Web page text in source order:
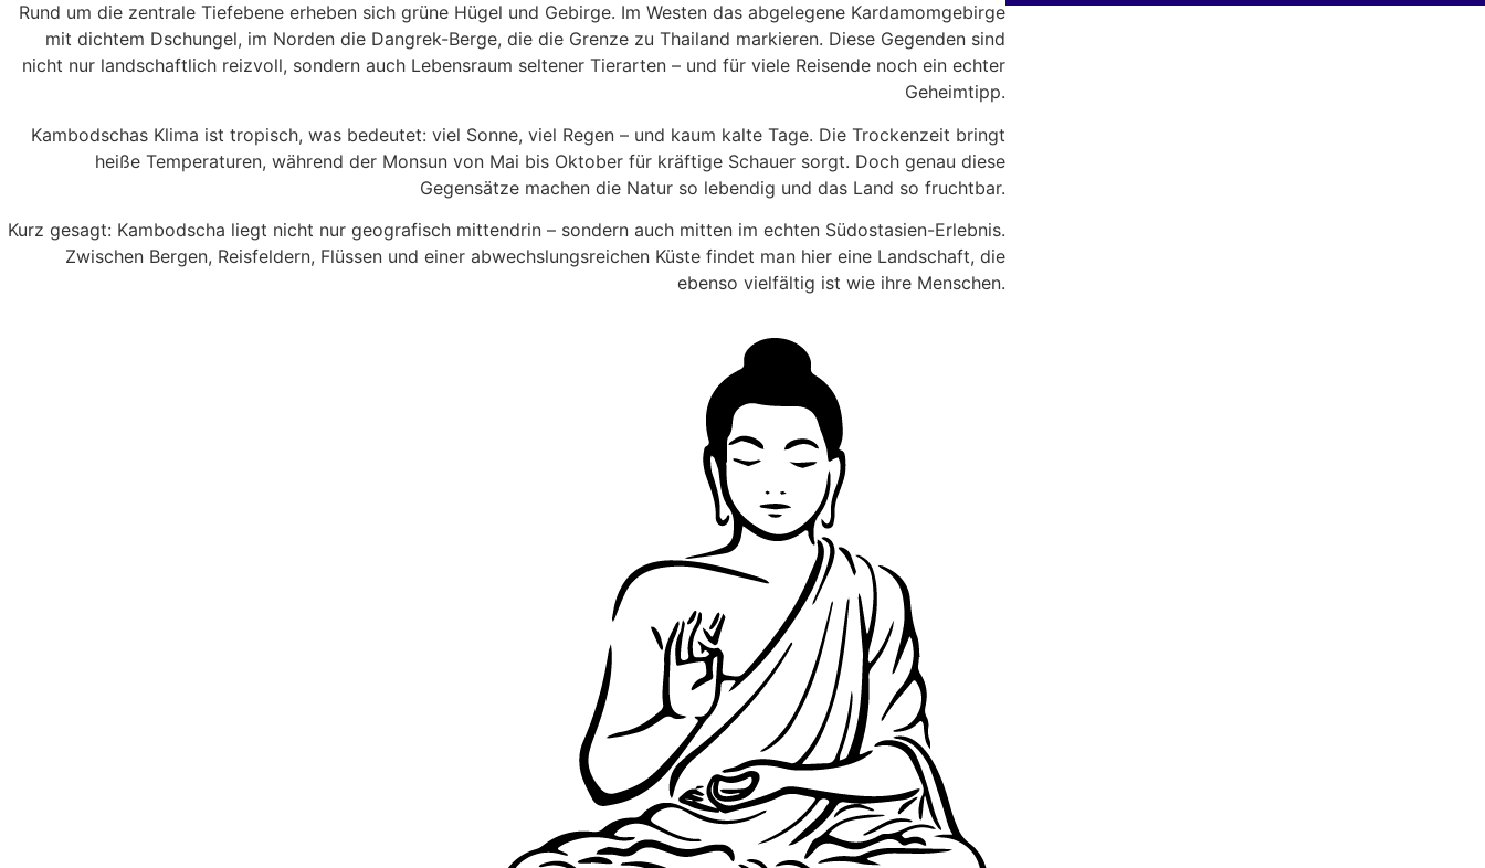
Rund um die zentrale Tiefebene erheben sich grüne Hügel und Gebirge. Im Westen das abgelegene Kardamomgebirge
mit dichtem Dschungel, im Norden die Dangrek-Berge, die die Grenze zu Thailand markieren. Diese Gegenden sind
nicht nur landschaftlich reizvoll, sondern auch Lebensraum seltener Tierarten – und für viele Reisende noch ein echter
Geheimtipp.
Kambodschas Klima ist tropisch, was bedeutet: viel Sonne, viel Regen – und kaum kalte Tage. Die Trockenzeit bringt
heiße Temperaturen, während der Monsun von Mai bis Oktober für kräftige Schauer sorgt. Doch genau diese
Gegensätze machen die Natur so lebendig und das Land so fruchtbar.
Kurz gesagt: Kambodscha liegt nicht nur geografisch mittendrin – sondern auch mitten im echten Südostasien-Erlebnis.
Zwischen Bergen, Reisfeldern, Flüssen und einer abwechslungsreichen Küste findet man hier eine Landschaft, die
ebenso vielfältig ist wie ihre Menschen.